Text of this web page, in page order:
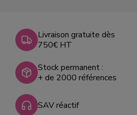
Livraison gratuite dès
750€ HT
Stock permanent :
+ de 2000 références
SAV réactif